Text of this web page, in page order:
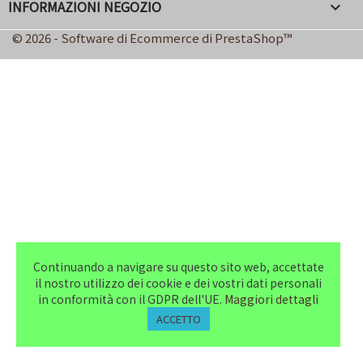
INFORMAZIONI NEGOZIO keyboard_arrow_down
Continuando a navigare su questo sito web, accettate
il nostro utilizzo dei cookie e dei vostri dati personali
in conformità con il GDPR dell'UE. Maggiori dettagli
ACCETTO
© 2026 - Software di Ecommerce di PrestaShop™